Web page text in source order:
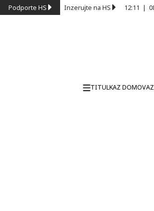
Podporte HS Inzerujte na HS 12:11 |
TITULKAZ DOMOVA